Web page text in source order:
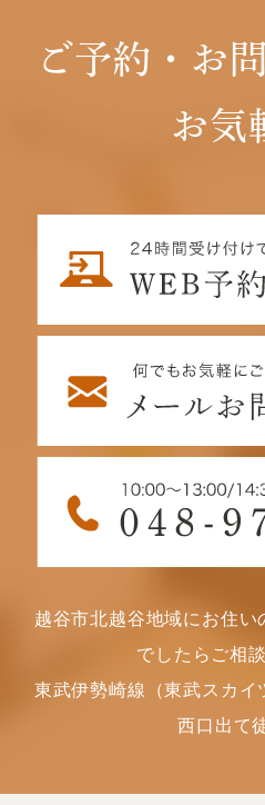
ご予約・お
お気
越谷市北越谷地域にお住い
でしたらご相
東武伊勢崎線（東武スカイ
西口出て